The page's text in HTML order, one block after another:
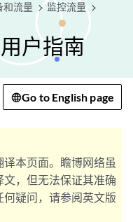
和流量 监控流量
户指南
Go to English page
本页面。瞻博网络虽
，但无法保证其准确
疑问，请参阅英文版